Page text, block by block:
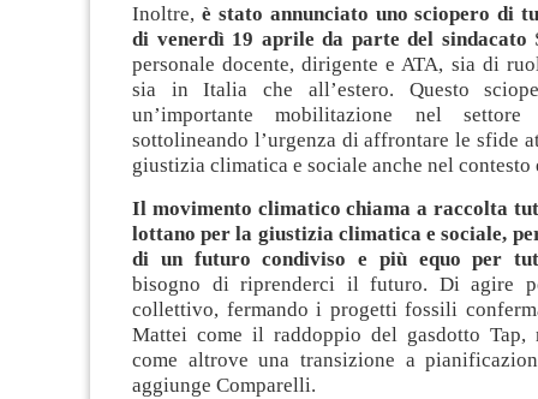
Inoltre, è stato annunciato uno sciopero di
di venerdì 19 aprile da parte del sindacato
personale docente, dirigente e ATA, sia di
sia in Italia che all’estero. Questo
un’importante mobilitazione nel settore
sottolineando l’urgenza di affrontare le sfide
giustizia climatica e sociale anche nel contesto
Il movimento climatico chiama a raccolta
lottano per la giustizia climatica e sociale,
di un futuro condiviso e più equo per
bisogno di riprenderci il futuro. Di agire
collettivo, fermando i progetti fossili
Mattei come il raddoppio del gasdotto Tap,
come altrove una transizione a
aggiunge Comparelli.